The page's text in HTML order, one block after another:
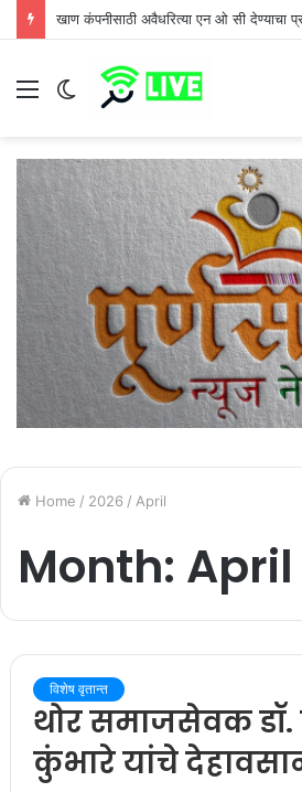
Menu
Switch
Home / 2026 / April
Month: April
विशेष वृतान्त
थोर समाजसेवक डॉ.
कुंभारे यांचे